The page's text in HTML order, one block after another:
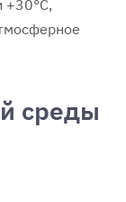
+30°С,
среды